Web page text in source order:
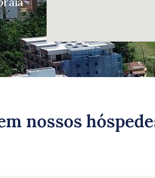
nossos